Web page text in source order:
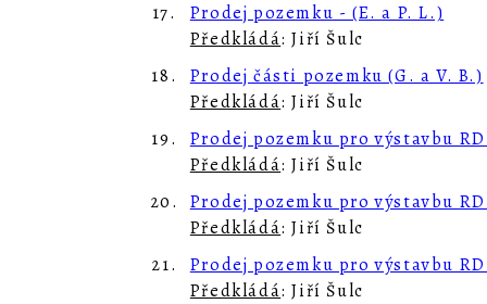
17.
Prodej pozemku - (E. a P. L.)
Předkládá: Jiří Šulc
18.
Prodej části pozemku (G. a V. B.)
Předkládá: Jiří Šulc
19.
Prodej pozemku pro výstavbu
Předkládá: Jiří Šulc
20.
Prodej pozemku pro výstavbu
Předkládá: Jiří Šulc
21.
Prodej pozemku pro výstavbu
Předkládá: Jiří Šulc